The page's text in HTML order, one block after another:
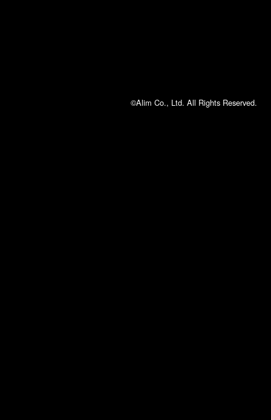
©Alim Co., Ltd. All Rights Reserved.